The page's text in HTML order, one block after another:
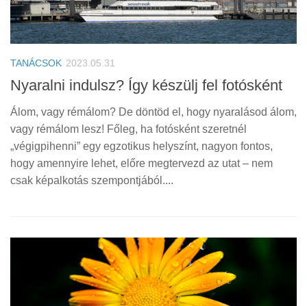
TANÁCSOK 2023.05.31
Nyaralni indulsz? Így készülj fel fotósként
Álom, vagy rémálom? De döntöd el, hogy nyaralásod álom,
vagy rémálom lesz! Főleg, ha fotósként szeretnél
„végigpihenni” egy egzotikus helyszínt, nagyon fontos,
hogy amennyire lehet, előre megtervezd az utat – nem
csak képalkotás szempontjából....